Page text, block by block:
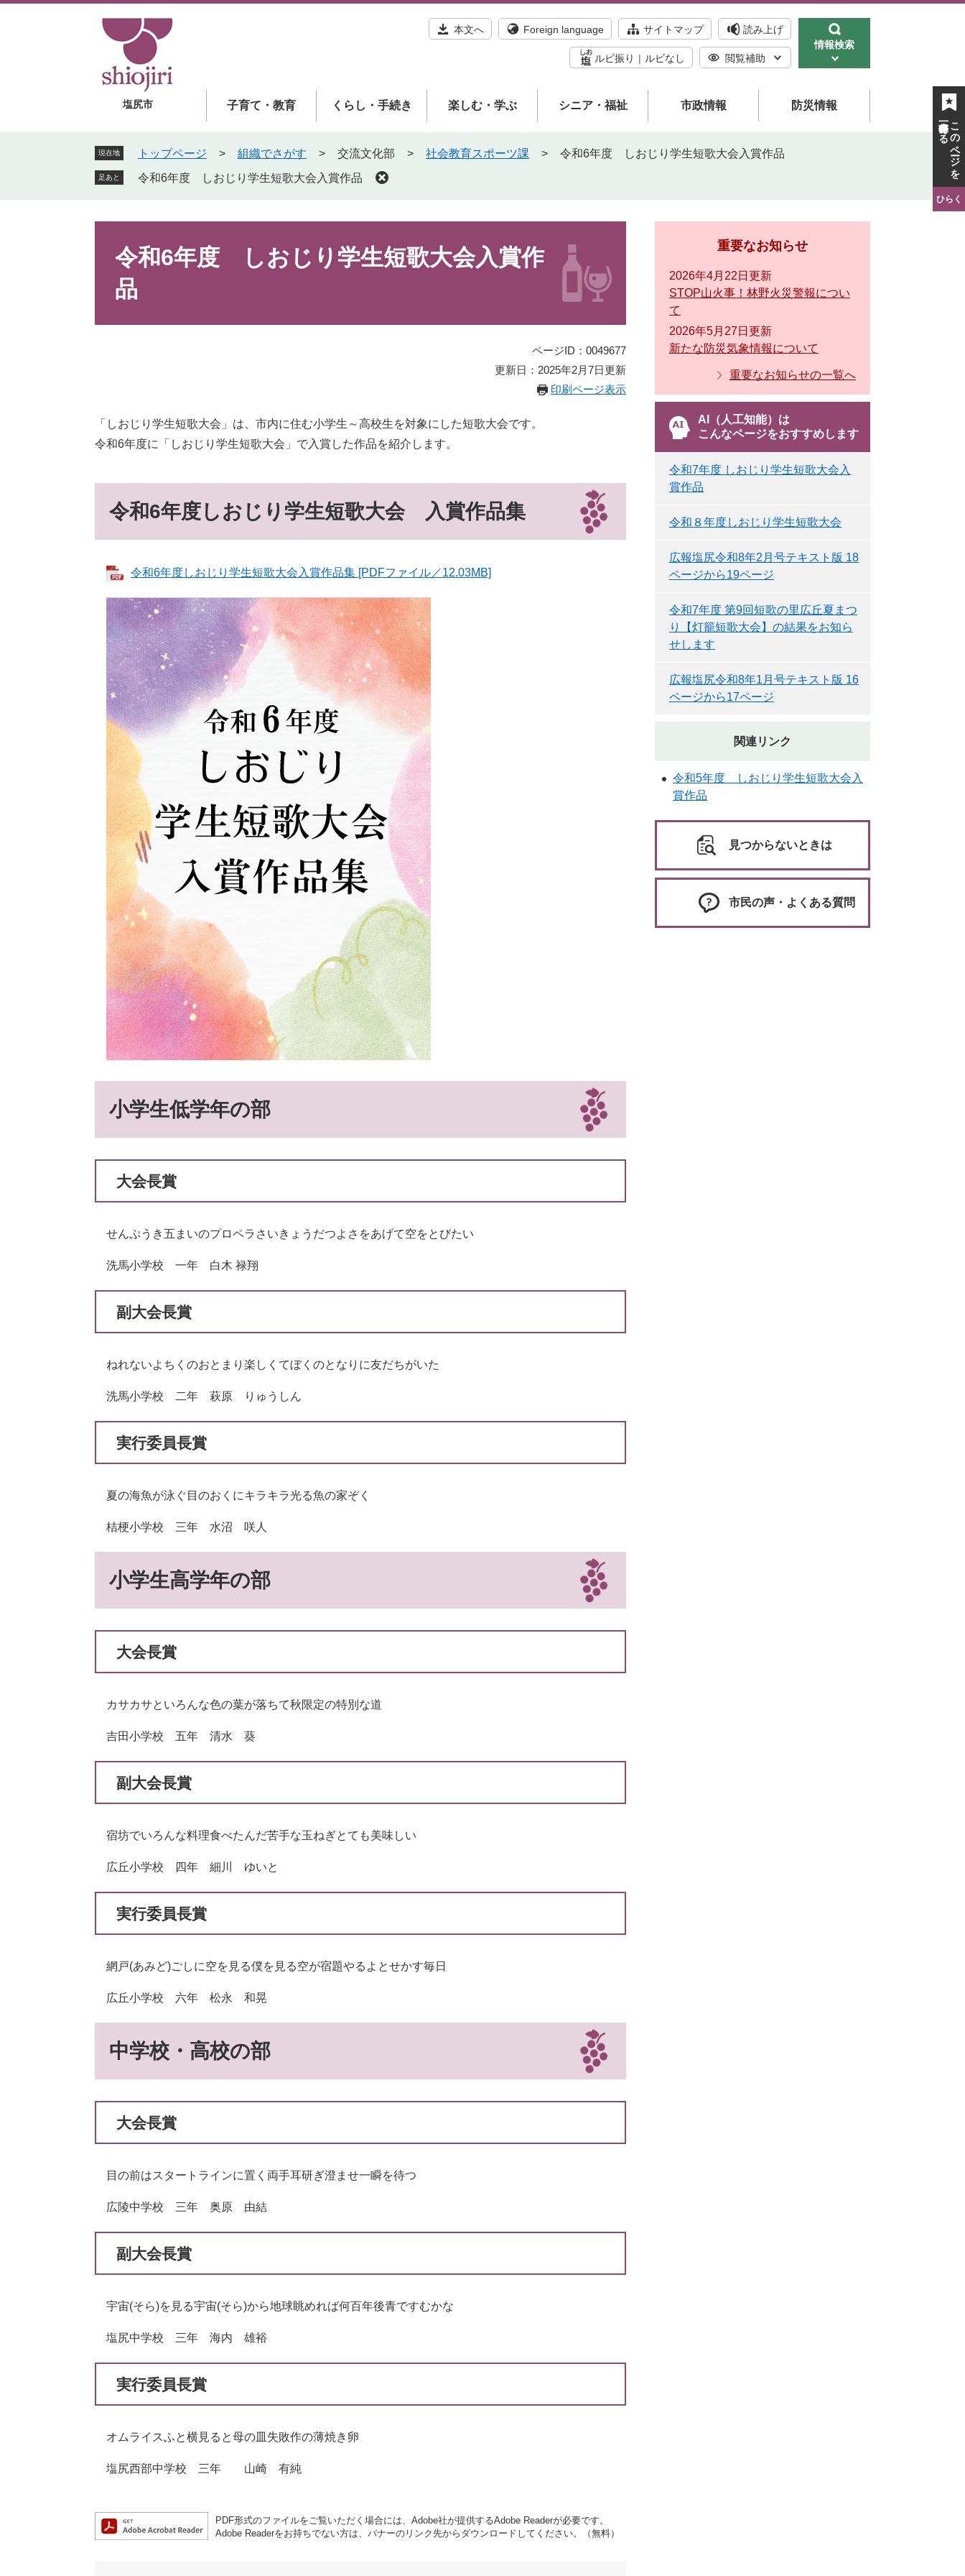
塩尻市
本文へ Foreign language サイトマップ 読み上げ
ルビ振り ルビなし 閲覧補助
情報検索
子育て・教育 くらし・手続き 楽しむ・学ぶ シニア・福祉 市政情報 防災情報
現在地 トップページ > 組織でさがす > 交流文化部 > 社会教育スポーツ課 > 令和6年度 しおじり学生短歌大会入賞作品
足あと 令和6年度 しおじり学生短歌大会入賞作品
令和6年度 しおじり学生短歌大会入賞作
品
ページID：0049677
更新日：2025年2月7日更新
印刷ページ表示
「しおじり学生短歌大会」は、市内に住む小学生～高校生を対象にした短歌大会です。
令和6年度に「しおじり学生短歌大会」で入賞した作品を紹介します。
令和6年度しおじり学生短歌大会 入賞作品集
令和6年度しおじり学生短歌大会入賞作品集 [PDFファイル／12.03MB]
小学生低学年の部
大会長賞
せんぷうき五まいのプロペラさいきょうだつよさをあげて空をとびたい
洗馬小学校 一年 白木 禄翔
副大会長賞
ねれないよちくのおとまり楽しくてぼくのとなりに友だちがいた
洗馬小学校 二年 萩原 りゅうしん
実行委員長賞
夏の海魚が泳ぐ目のおくにキラキラ光る魚の家ぞく
桔梗小学校 三年 水沼 咲人
小学生高学年の部
大会長賞
カサカサといろんな色の葉が落ちて秋限定の特別な道
吉田小学校 五年 清水 葵
副大会長賞
宿坊でいろんな料理食べたんだ苦手な玉ねぎとても美味しい
広丘小学校 四年 細川 ゆいと
実行委員長賞
網戸(あみど)ごしに空を見る僕を見る空が宿題やるよとせかす毎日​
広丘小学校 六年 松永 和晃
中学校・高校の部
大会長賞
目の前はスタートラインに置く両手耳研ぎ澄ませ一瞬を待つ
広陵中学校 三年 奥原 由結
副大会長賞
宇宙(そら)を見る宇宙(そら)から地球眺めれば何百年後青ですむかな
塩尻中学校 三年 海内 雄裕
実行委員長賞
オムライスふと横見ると母の皿失敗作の薄焼き卵
塩尻西部中学校 三年 山崎 有純
PDF形式のファイルをご覧いただく場合には、Adobe社が提供するAdobe Readerが必要です。
Adobe Readerをお持ちでない方は、バナーのリンク先からダウンロードしてください。（無料）
重要なお知らせ
2026年4月22日更新
STOP山火事！林野火災警報につい
て
2026年5月27日更新
新たな防災気象情報について
重要なお知らせの一覧へ
AI（人工知能）は
こんなページをおすすめします
令和7年度 しおじり学生短歌大会入
賞作品
令和８年度しおじり学生短歌大会
広報塩尻令和8年2月号テキスト版 18
ページから19ページ
令和7年度 第9回短歌の里広丘夏まつ
り【灯籠短歌大会】の結果をお知ら
せします
広報塩尻令和8年1月号テキスト版 16
ページから17ページ
関連リンク
令和5年度 しおじり学生短歌大会入
賞作品
見つからないときは
市民の声・よくある質問
このページを
一時保存する
ひらく